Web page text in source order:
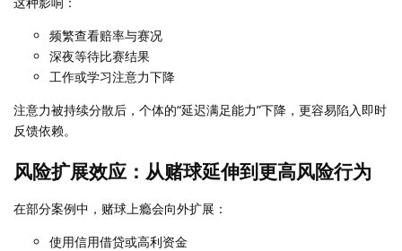
频繁查看赔率与赛况
深夜等待比赛结果
工作或学习注意力下降
注意力被持续分散后，个体的“延迟满足能力”下降，更容易陷入即时
反馈依赖。
风险扩展效应：从赌球延伸到更高风险行为
在部分案例中，赌球上瘾会向外扩展：
使用信用借贷或高利资金